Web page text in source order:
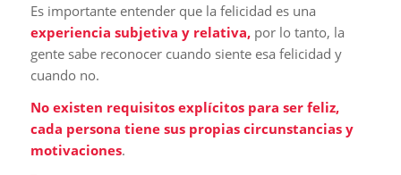
Es importante entender que la felicidad es una
experiencia subjetiva y relativa,por lo tanto, la
gente sabe reconocer cuando siente esa felicidad y
cuando no.
No existen requisitos explícitos para ser feliz,
cada persona tiene sus propias circunstancias y
motivaciones.